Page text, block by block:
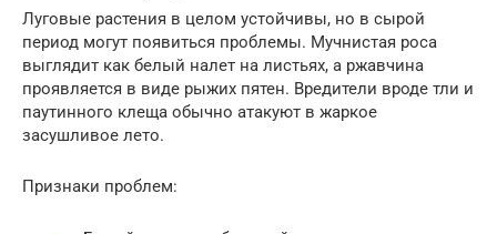
Луговые растения в целом устойчивы, но в сырой
период могут появиться проблемы. Мучнистая роса
выглядит как белый налет на листьях, а ржавчина
проявляется в виде рыжих пятен. Вредители вроде тли и
паутинного клеща обычно атакуют в жаркое
засушливое лето.
Признаки проблем: